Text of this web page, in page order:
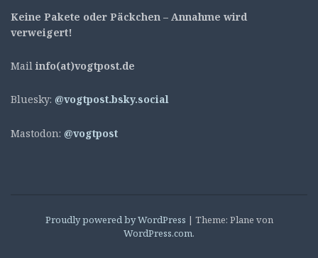
Keine Pakete oder Päckchen – Annahme wird
verweigert!
Mail info(at)vogtpost.de
Bluesky: @vogtpost.bsky.social
Mastodon: @vogtpost
Proudly powered by WordPress | Theme: Plane von
WordPress.com.